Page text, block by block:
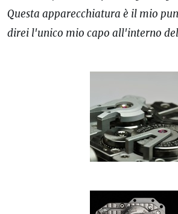
Questa apparecchiatura è il mio
direi l'unico mio capo all'interno